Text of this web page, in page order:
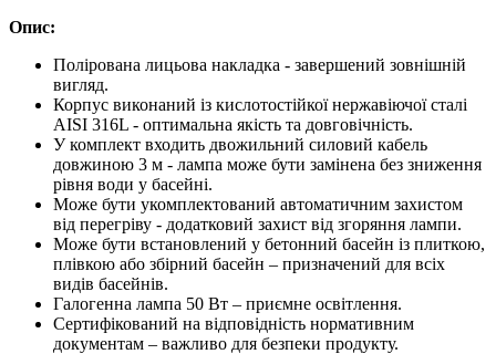
Опис:
Полірована лицьова накладка - завершений зовнішній
вигляд.
Корпус виконаний із кислотостійкої нержавіючої сталі
AISI 316L - оптимальна якість та довговічність.
У комплект входить двожильний силовий кабель
довжиною 3 м - лампа може бути замінена без зниження
рівня води у басейні.
Може бути укомплектований автоматичним захистом
від перегріву - додатковий захист від згоряння лампи.
Може бути встановлений у бетонний басейн із плиткою,
плівкою або збірний басейн – призначений для всіх
видів басейнів.
Галогенна лампа 50 Вт – приємне освітлення.
Сертифікований на відповідність нормативним
документам – важливо для безпеки продукту.